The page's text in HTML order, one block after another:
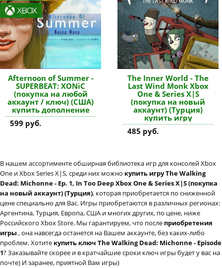
Afternoon of Summer -
SUPERBEAT: XONiC
(покупка на любой
аккаунт / ключ) (США)
купить дополнение
599 руб.
The Inner World - The
Last Wind Monk Xbox
One & Series X|S
(покупка на новый
аккаунт) (Турция)
купить игру
485 руб.
В нашем ассортименте обширная библиотека игр для консолей Xbox
One и Xbox Series X|S, среди них можно купить игру The Walking
Dead: Michonne - Ep. 1, In Too Deep Xbox One & Series X|S (покупка
на новый аккаунт) (Турция), которая приобретается по сниженной
цене специально для Вас. Игры приобретаются в различных регионах:
Аргентина, Турция, Европа, США и многих других, по цене, ниже
Российского Xbox Store. Мы гарантируем, что после приобретения
игры , она навсегда останется на Вашем аккаунте, без каких-либо
проблем. Хотите купить ключ The Walking Dead: Michonne - Episode
1? Заказывайте скорее и в кратчайшие сроки ключ игры будет у вас на
почте) И заранее, приятной Вам игры)